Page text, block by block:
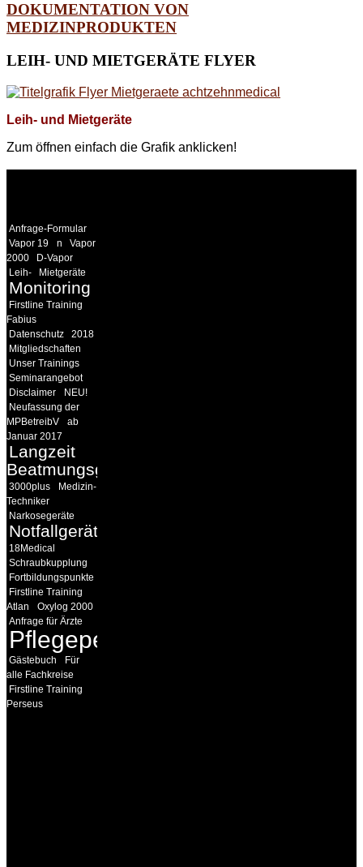
DOKUMENTATION VON
MEDIZINPRODUKTEN
LEIH- UND MIETGERÄTE FLYER
Leih- und Mietgeräte
Zum öffnen einfach die Grafik anklicken!
Anfrage-Formular
Vapor 19
n
Vapor
2000
D-Vapor
Leih-
Mietgeräte
Monitoring
Firstline Training
Fabius
Datenschutz
2018
Mitgliedschaften
Unser Trainings
Seminarangebot
Disclaimer
NEU!
Neufassung der
MPBetreibV
ab
Januar 2017
Langzeit
Beatmungsgeräte
3000plus
Medizin-
Techniker
Narkosegeräte
Notfallgeräte
18Medical
Schraubkupplung
Fortbildungspunkte
Firstline Training
Atlan
Oxylog 2000
Anfrage für Ärzte
Pflegepersonal
Gästebuch
Für
alle Fachkreise
Firstline Training
Perseus